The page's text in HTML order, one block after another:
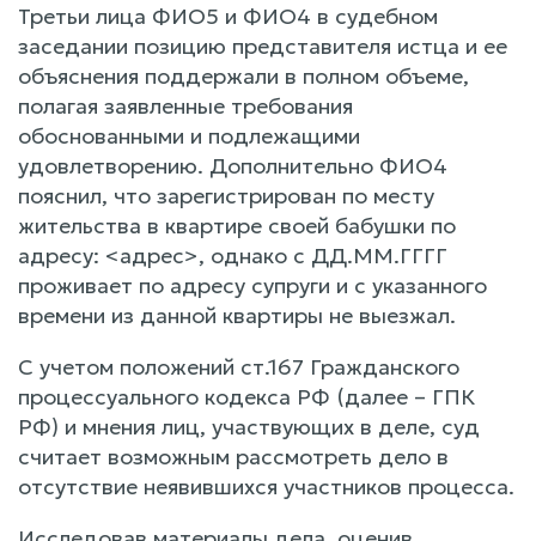
Третьи лица ФИО5 и ФИО4 в судебном
заседании позицию представителя истца и ее
объяснения поддержали в полном объеме,
полагая заявленные требования
обоснованными и подлежащими
удовлетворению. Дополнительно ФИО4
пояснил, что зарегистрирован по месту
жительства в квартире своей бабушки по
адресу: <адрес>, однако с ДД.ММ.ГГГГ
проживает по адресу супруги и с указанного
времени из данной квартиры не выезжал.
С учетом положений ст.167 Гражданского
процессуального кодекса РФ (далее – ГПК
РФ) и мнения лиц, участвующих в деле, суд
считает возможным рассмотреть дело в
отсутствие неявившихся участников процесса.